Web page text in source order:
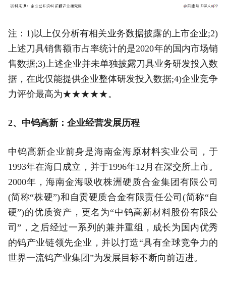
注：1)以上仅分析有相关业务数据披露的上市企业;2)
上述刀具销售额市占率统计的是2020年的国内市场销
售数据;3)上述企业并未单独披露刀具业务研发投入数
据，在此仅能提供企业整体研发投入数据;4)企业竞争
力评价最高为★★★★★。
2、中钨高新：企业经营发展历程
中钨高新企业前身是海南金海原材料实业公司，于
1993年在海口成立，并于1996年12月在深交所上市。
2000年，海南金海吸收株洲硬质合金集团有限公司
(简称“株硬”)和自贡硬质合金有限责任公司(简称“自
硬”)的优质资产，更名为“中钨高新材料股份有限公
司”，之后经过一系列的兼并重组，成长为国内优秀
的钨产业链领先企业，并以打造“具有全球竞争力的
世界一流钨产业集团”为发展目标不断向前迈进。